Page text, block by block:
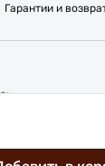
Гарантии и